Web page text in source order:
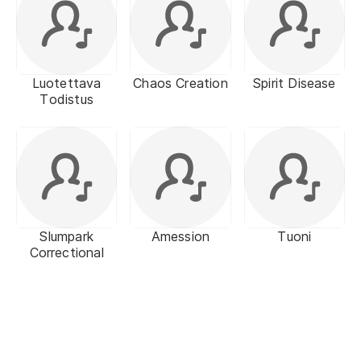
Luotettava
Todistus
Chaos Creation Spirit Disease
Slumpark
Correctional
Amession Tuoni